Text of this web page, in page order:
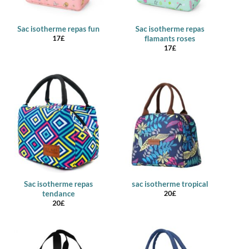
Sac isotherme repas fun
17£
Sac isotherme repas
flamants roses
17£
Sac isotherme repas
tendance
20£
sac isotherme tropical
20£